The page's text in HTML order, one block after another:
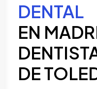
DENTAL
EN
DE